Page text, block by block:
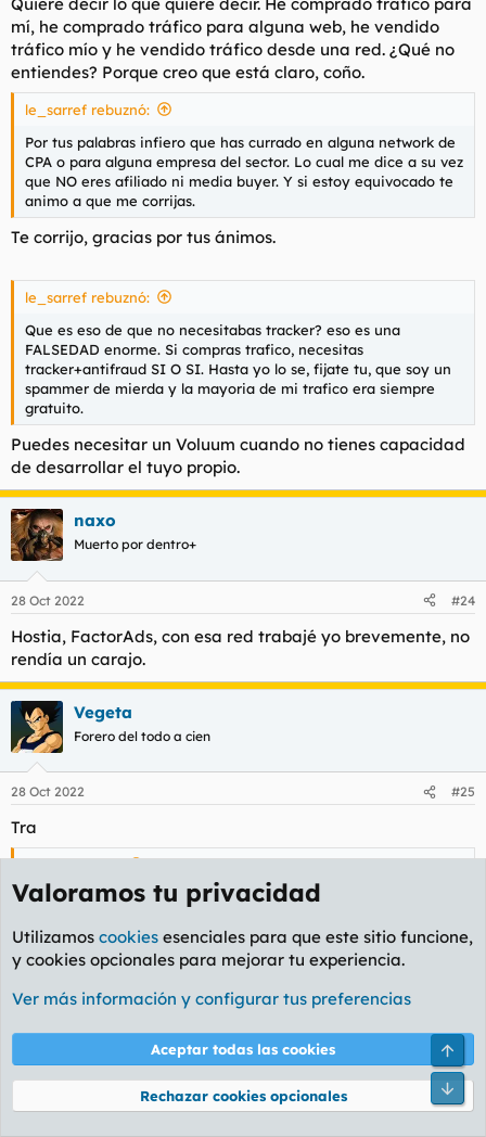
mí, he comprado tráfico para alguna web, he vendido
tráfico mío y he vendido tráfico desde una red. ¿Qué no
entiendes? Porque creo que está claro, coño.
le_sarref rebuznó:
Por tus palabras infiero que has currado en alguna network de
CPA o para alguna empresa del sector. Lo cual me dice a su vez
que NO eres afiliado ni media buyer. Y si estoy equivocado te
animo a que me corrijas.
Te corrijo, gracias por tus ánimos.
le_sarref rebuznó:
Que es eso de que no necesitabas tracker? eso es una
FALSEDAD enorme. Si compras trafico, necesitas
tracker+antifraud SI O SI. Hasta yo lo se, fijate tu, que soy un
spammer de mierda y la mayoria de mi trafico era siempre
gratuito.
Puedes necesitar un Voluum cuando no tienes capacidad
de desarrollar el tuyo propio.
naxo
Muerto por dentro+
28 Oct 2022 #24
Hostia, FactorAds, con esa red trabajé yo brevemente, no
rendía un carajo.
Vegeta
Forero del todo a cien
28 Oct 2022 #25
Tra
naxo rebuznó:
Hostia, FactorAds, con esa red trabajé yo brevemente, no
Alguno trabajo con avazu???
Valoramos tu privacidad
Utilizamos cookies esenciales para que este sitio funcione,
y cookies opcionales para mejorar tu experiencia.
Ver más información y configurar tus preferencias
Aceptar todas las cookies
Rechazar cookies opcionales
Pie